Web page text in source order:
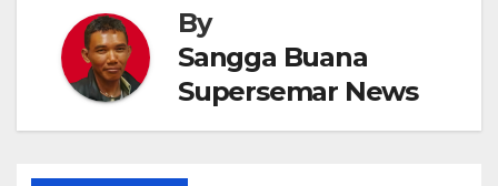
By
Sangga Buana
Supersemar News